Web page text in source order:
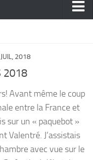
2018
2018
Avant même le coup
entre la France et
sur un « paquebot »
Valentré. J’assistais
avec vue sur le